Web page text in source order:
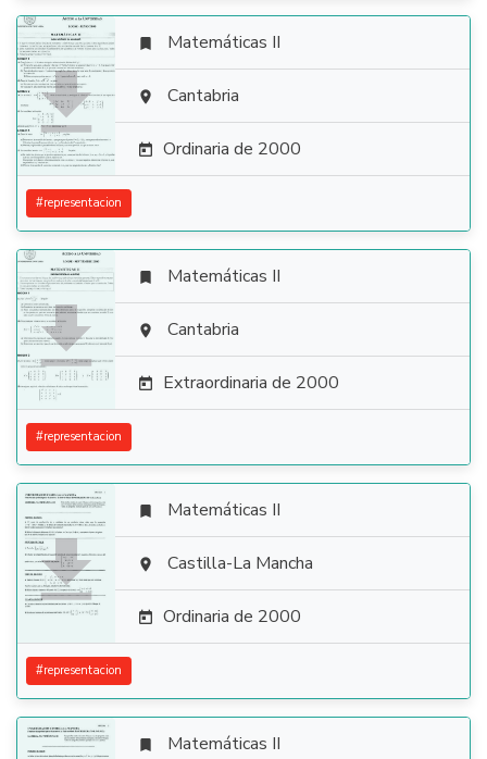

 Matemáticas II
 Cantabria
 Ordinaria de 2000
#representacion

 Matemáticas II
 Cantabria
 Extraordinaria de 2000
#representacion

 Matemáticas II
 Castilla-La Mancha
 Ordinaria de 2000
#representacion
 Matemáticas II